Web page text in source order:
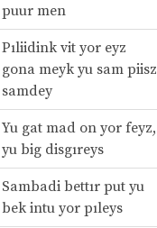
puur men
Pıliidink vit yor eyz
gona meyk yu sam piisz
samdey
Yu gat mad on yor feyz,
yu big disgıreys
Sambadi bettır put yu
bek intu yor pıleys